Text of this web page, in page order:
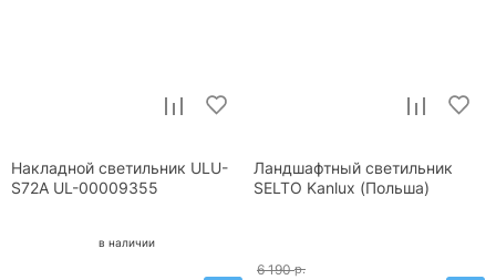
Накладной светильник ULU-
S72A UL-00009355
в наличии
Ландшафтный светильник
SELTO Kanlux (Польша)
6 190 р.